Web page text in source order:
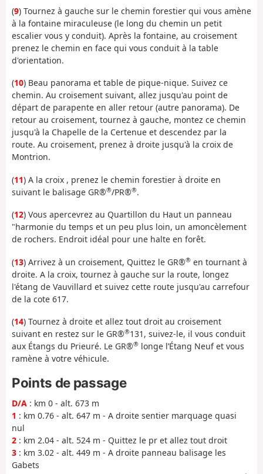
(9) Tournez à gauche sur le chemin forestier qui vous amène
à la fontaine miraculeuse (le long du chemin un petit
escalier vous y conduit). Après la fontaine, au croisement
prenez le chemin en face qui vous conduit à la table
d'orientation.
(10) Beau panorama et table de pique-nique. Suivez ce
chemin. Au croisement suivant, allez jusqu'au point de
départ de parapente en aller retour (autre panorama). De
retour au croisement, tournez à gauche, montez ce chemin
jusqu'à la Chapelle de la Certenue et descendez par la
route. Au croisement, prenez à droite jusqu'à la croix de
Montrion.
(11) A la croix , prenez le chemin forestier à droite en
suivant le balisage GR®®/PR®®.
(12) Vous apercevrez au Quartillon du Haut un panneau
"harmonie du temps et un peu plus loin, un amoncèlement
de rochers. Endroit idéal pour une halte en forêt.
(13) Arrivez à un croisement, Quittez le GR®® en tournant à
droite. A la croix, tournez à gauche sur la route, longez
l'étang de Vauvillard et suivez cette route jusqu'au carrefour
de la cote 617.
(14) Tournez à droite et allez tout droit au croisement
suivant en restez sur le GR®®131, suivez-le, il vous conduit
aux Étangs du Prieuré. Le GR®® longe l’Étang Neuf et vous
ramène à votre véhicule.
Points de passage
D/A : km 0 - alt. 673 m
1 : km 0.76 - alt. 647 m - A droite sentier marquage quasi
nul
2 : km 2.04 - alt. 524 m - Quittez le pr et allez tout droit
3 : km 3.02 - alt. 449 m - A droite panneau balisage les
Gabets